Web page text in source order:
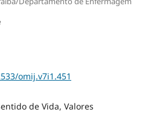
omij.v7i1.451
de Vida, Valores